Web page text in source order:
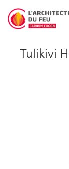
Tulikivi